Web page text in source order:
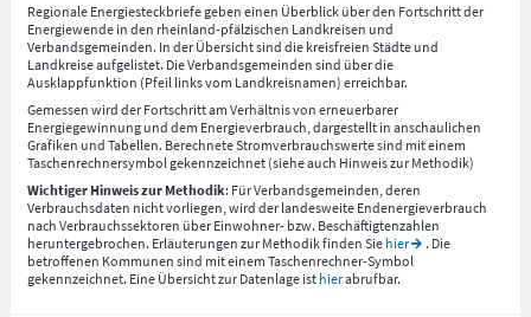
Regionale Energiesteckbriefe geben einen Überblick über den Fortschritt der
Energiewende in den rheinland-pfälzischen Landkreisen und
Verbandsgemeinden. In der Übersicht sind die kreisfreien Städte und
Landkreise aufgelistet. Die Verbandsgemeinden sind über die
Ausklappfunktion (Pfeil links vom Landkreisnamen) erreichbar.
Gemessen wird der Fortschritt am Verhältnis von erneuerbarer
Energiegewinnung und dem Energieverbrauch, dargestellt in anschaulichen
Grafiken und Tabellen. Berechnete Stromverbrauchswerte sind mit einem
Taschenrechnersymbol gekennzeichnet (siehe auch Hinweis zur Methodik)
Wichtiger Hinweis zur Methodik: Für Verbandsgemeinden, deren
Verbrauchsdaten nicht vorliegen, wird der landesweite Endenergieverbrauch
nach Verbrauchssektoren über Einwohner- bzw. Beschäftigtenzahlen
heruntergebrochen. Erläuterungen zur Methodik finden Sie hier
. Die
betroffenen Kommunen sind mit einem Taschenrechner-Symbol
gekennzeichnet. Eine Übersicht zur Datenlage ist hierabrufbar.